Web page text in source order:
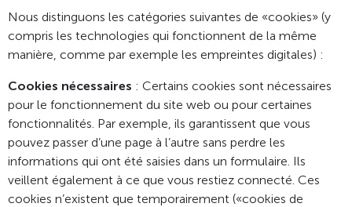
Nous distinguons les catégories suivantes de «cookies» (y
compris les technologies qui fonctionnent de la même
manière, comme par exemple les empreintes digitales) :
Cookies nécessaires : Certains cookies sont nécessaires
pour le fonctionnement du site web ou pour certaines
fonctionnalités. Par exemple, ils garantissent que vous
pouvez passer d’une page à l’autre sans perdre les
informations qui ont été saisies dans un formulaire. Ils
veillent également à ce que vous restiez connecté. Ces
cookies n’existent que temporairement («cookies de